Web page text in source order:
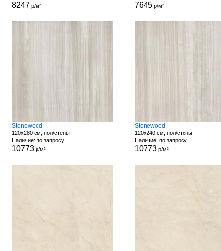
8247 р/м² 7645р/м²
Stonewood
120x280 см, пол/стены
Наличие: по запросу
10773р/м²
Stonewood
120x240 см, пол/стены
Наличие: по запросу
10773р/м²